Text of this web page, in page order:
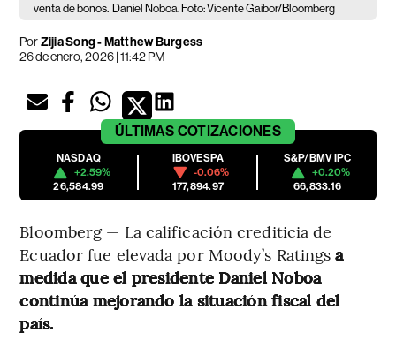
venta de bonos. Daniel Noboa. Foto: Vicente Gaibor/Bloomberg
PorZijia Song - Matthew Burgess
26 de enero, 2026 | 11:42 PM
ÚLTIMAS COTIZACIONES
NASDAQ
+2.59%
26,584.99
IBOVESPA
-0.06%
177,894.97
S&P/BMV IPC
+0.20%
66,833.16
Bloomberg — La calificación crediticia de
Ecuador fue elevada por Moody’s Ratingsa
medida que el presidente Daniel Noboa
continúa mejorando la situación fiscal del
país.